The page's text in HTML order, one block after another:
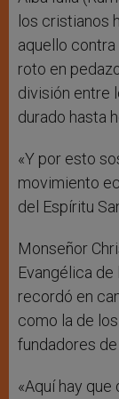
los cristianos
aquello contra
roto en
división entre
durado hasta
«Y por esto
movimiento
del Espíritu
Monseñor
Evangélica de
recordó en
como la de
fundadores
«Aquí hay